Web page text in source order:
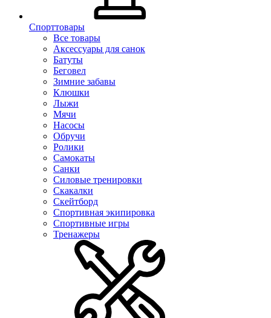
Спорттовары
Все товары
Аксессуары для санок
Батуты
Беговел
Зимние забавы
Клюшки
Лыжи
Мячи
Насосы
Обручи
Ролики
Самокаты
Санки
Силовые тренировки
Скакалки
Скейтборд
Спортивная экипировка
Спортивные игры
Тренажеры